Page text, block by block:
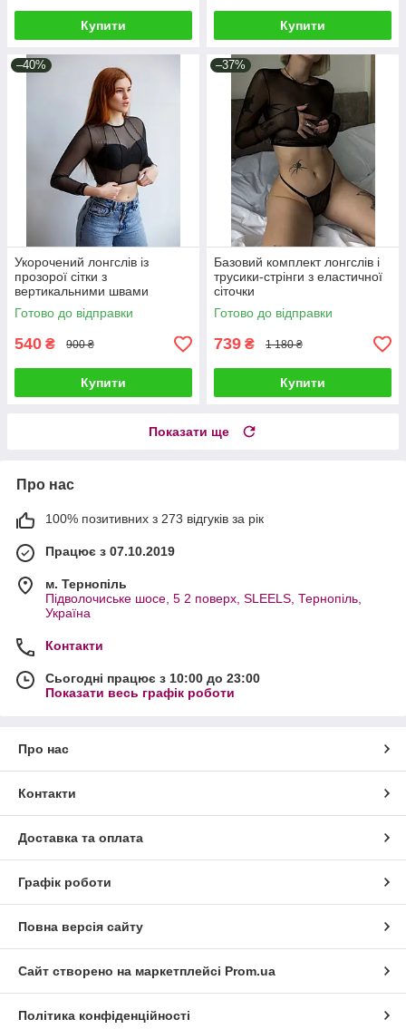
Купити Купити
–40%
Укорочений лонгслів із
прозорої сітки з
вертикальними швами
Готово до відправки
540 ₴ 900 ₴
Купити
–37%
Базовий комплект лонгслів і
трусики-стрінги з еластичної
сіточки
Готово до відправки
739 ₴ 1 180 ₴
Купити
Показати ще
Про нас
100% позитивних з 273 відгуків за рік
Працює з 07.10.2019
м. Тернопіль
Підволочиське шосе, 5 2 поверх, SLEELS, Тернопіль,
Україна
Контакти
Сьогодні працює з 10:00 до 23:00
Показати весь графік роботи
Про нас
Контакти
Доставка та оплата
Графік роботи
Повна версія сайту
Сайт створено на маркетплейсі Prom.ua
Політика конфіденційності